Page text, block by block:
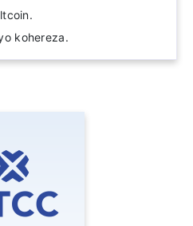
kohereza.